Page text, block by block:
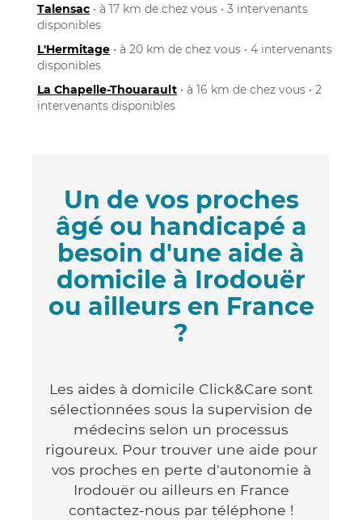
Talensac • à 17 km de chez vous • 3 intervenants
disponibles
L'Hermitage • à 20 km de chez vous • 4 intervenants
disponibles
La Chapelle-Thouarault • à 16 km de chez vous • 2
intervenants disponibles
Un de vos proches
âgé ou handicapé a
besoin d'une aide à
domicile à Irodouër
ou ailleurs en France
?
Les aides à domicile Click&Care sont
sélectionnées sous la supervision de
médecins selon un processus
rigoureux. Pour trouver une aide pour
vos proches en perte d'autonomie à
Irodouër ou ailleurs en France
contactez-nous par téléphone !